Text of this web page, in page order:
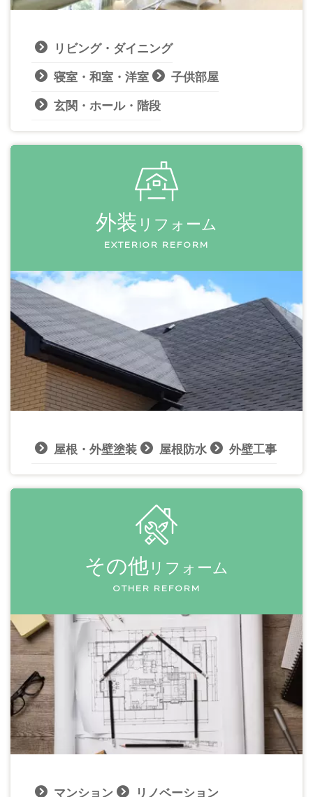
リビング・ダイニング
寝室・和室・洋室 子供部屋
玄関・ホール・階段
外装 リフォーム
EXTERIOR REFORM
屋根・外壁塗装 屋根防水 外壁工事
その他 リフォーム
OTHER REFORM
マンション リノベーション